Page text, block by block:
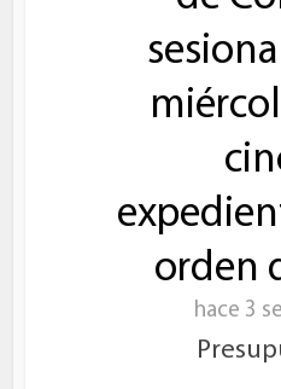
orden
hace 3